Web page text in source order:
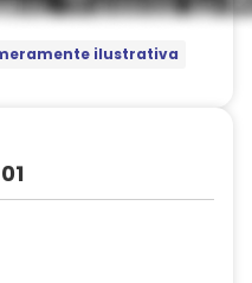
ilustrativa